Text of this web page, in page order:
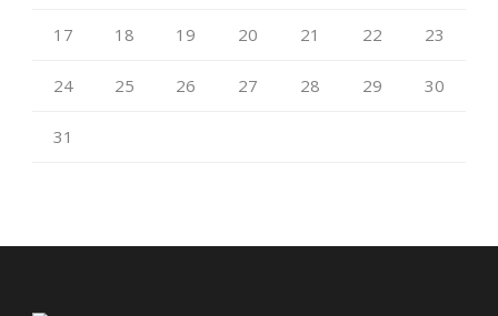
17 18 19 20 21 22 23
24 25 26 27 28 29 30
31